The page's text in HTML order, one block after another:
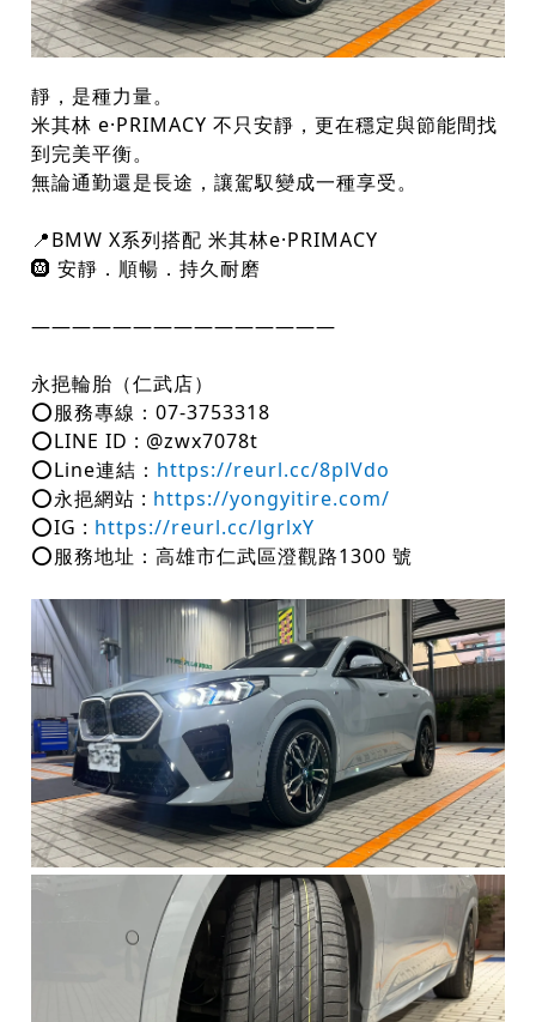
靜，是種力量。
米其林 e·PRIMACY 不只安靜，更在穩定與節能間找
到完美平衡。
無論通勤還是長途，讓駕馭變成一種享受。
📍BMW X系列搭配 米其林e·PRIMACY
🛞 安靜．順暢．持久耐磨
———————————————
永挹輪胎（仁武店）
⭕️服務專線：07-3753318
⭕LINE ID : @zwx7078t
⭕️Line連結： https://reurl.cc/8plVdo
⭕️永挹網站 : https://yongyitire.com/
⭕️IG : https://reurl.cc/lgrlxY
⭕️服務地址：高雄市仁武區澄觀路1300 號